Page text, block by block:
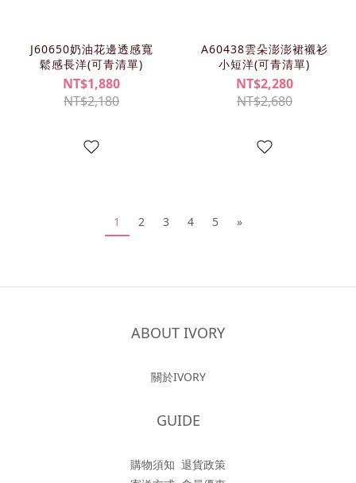
J60650奶油花邊透感寬
鬆感長洋(可青清單)
NT$1,880
NT$2,180
A60438雲朵澎澎裙襯衫
小短洋(可青清單)
NT$2,280
NT$2,680
1 2 3 4 5 »
ABOUT IVORY
關於IVORY
GUIDE
購物須知 退貨政策